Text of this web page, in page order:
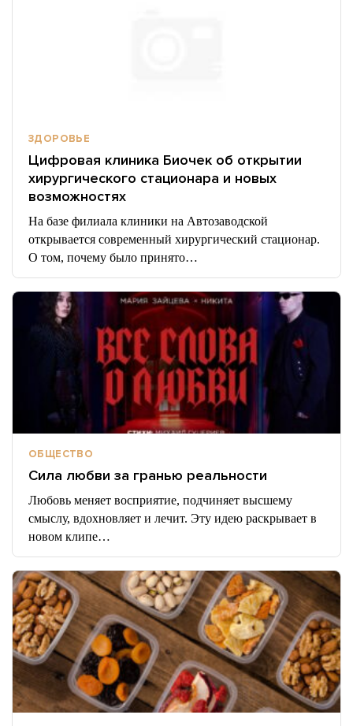
ЗДОРОВЬЕ
Цифровая клиника Биочек об открытии
хирургического стационара и новых
возможностях
На базе филиала клиники на Автозаводской
открывается современный хирургический стационар.
О том, почему было принято…
ОБЩЕСТВО
Сила любви за гранью реальности
Любовь меняет восприятие, подчиняет высшему
смыслу, вдохновляет и лечит. Эту идею раскрывает в
новом клипе…